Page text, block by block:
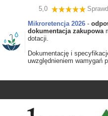
5,0
Mikroretencja 2026 -
dokumentacja zakupowa
dotacji.
Dokumentację i
uwzględnieniem wamygań